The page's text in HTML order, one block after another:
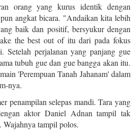
orang yang kurus identik dengan
angkat bicara. "Andaikan kita lebih
baik dan positif, bersyukur dengan
the best out of itu dari pada fokus
Setelah perjalanan yang panjang gue
tubuh gue dan gue bangga akan itu.
'Perempuan Tanah Jahanam' dalam
nya.
penampilan selepas mandi. Tara yang
aktor Daniel Adnan tampil tak
Wajahnya tampil polos.